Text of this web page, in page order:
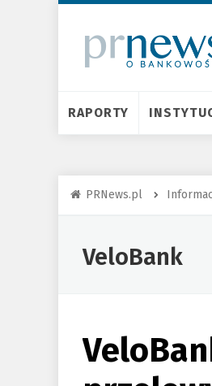
RAPORTY
PRNews.pl
VeloBank